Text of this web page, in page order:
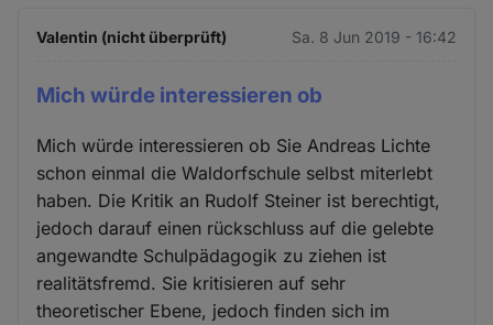
Valentin (nicht überprüft) Sa. 8 Jun 2019 - 16:42
Mich würde interessieren ob
Mich würde interessieren ob Sie Andreas Lichte
schon einmal die Waldorfschule selbst miterlebt
haben. Die Kritik an Rudolf Steiner ist berechtigt,
jedoch darauf einen rückschluss auf die gelebte
angewandte Schulpädagogik zu ziehen ist
realitätsfremd. Sie kritisieren auf sehr
theoretischer Ebene, jedoch finden sich im